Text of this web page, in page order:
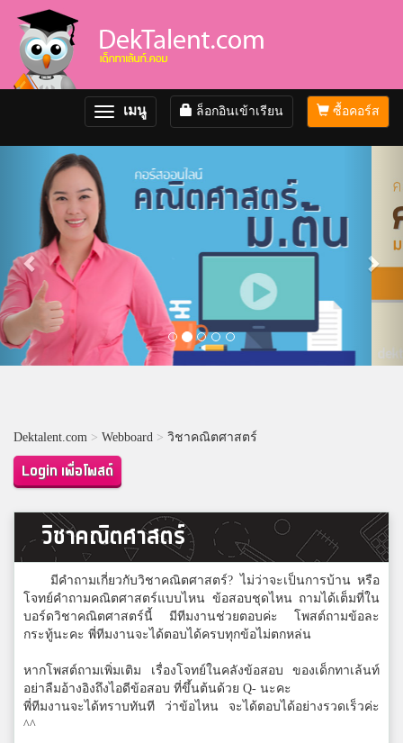
ซื้อคอร์ส
ล็อกอินเข้าเรียน
Toggle
navigation
เมนู
Previous
Dektalent.com > Webboard > วิชาคณิตศาสตร์
Login เพื่อโพสต์
วิชาคณิตศาสตร์
มีคำถามเกี่ยวกับวิชาคณิตศาสตร์? ไม่ว่าจะเป็นการบ้าน หรือ
โจทย์คำถามคณิตศาสตร์แบบไหน ข้อสอบชุดไหน ถามได้เต็มที่ใน
บอร์ดวิชาคณิตศาสตร์นี้ มีทีมงานช่วยตอบค่ะ โพสต์ถามข้อละ
กระทู้นะคะ พี่ทีมงานจะได้ตอบได้ครบทุกข้อไม่ตกหล่น
หากโพสต์ถามเพิ่มเติม เรื่องโจทย์ในคลังข้อสอบ ของเด็กทาเล้นท์
อย่าลืมอ้างอิงถึงไอดีข้อสอบ ที่ขึ้นต้นด้วย Q- นะคะ
พี่ทีมงานจะได้ทราบทันที ว่าข้อไหน จะได้ตอบได้อย่างรวดเร็วค่ะ
^^